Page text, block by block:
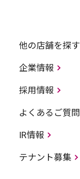
他の店舗を探す
企業情報
採用情報
よくあるご質問
IR情報
テナント募集